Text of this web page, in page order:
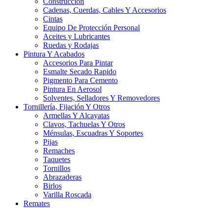
Cadenas, Cuerdas, Cables Y Accesorios
Cintas
Equipo De Protección Personal
Aceites y Lubricantes
Ruedas y Rodajas
Pintura Y Acabados
Accesorios Para Pintar
Esmalte Secado Rapido
Pigmento Para Cemento
Pintura En Aerosol
Solventes, Selladores Y Removedores
Tornillería, Fijación Y Otros
Armellas Y Alcayatas
Clavos, Tachuelas Y Otros
Ménsulas, Escuadras Y Soportes
Pijas
Remaches
Taquetes
Tornillos
Abrazaderas
Birlos
Varilla Roscada
Remates